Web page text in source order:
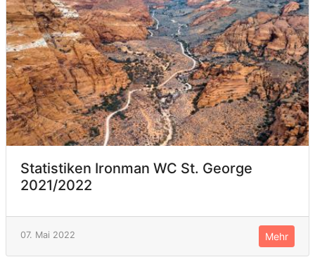
Statistiken Ironman WC St. George
2021/2022
07. Mai 2022 Mehr